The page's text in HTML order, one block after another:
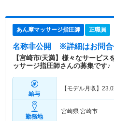
あん摩マッサージ指圧師 正職員
名称非公開 ※詳細はお問合
【宮崎市/天満】様々なサービ
ッサージ指圧師さんの募集です♪
給与
【モデル月収】 23.0
勤務地
宮崎県 宮崎市